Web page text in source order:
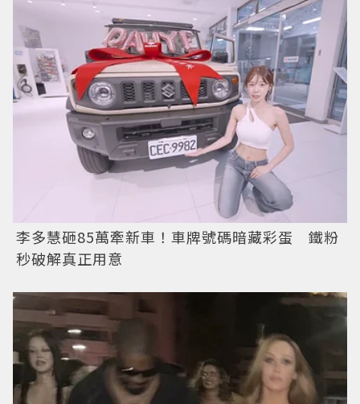
李多慧砸85萬牽新車！車牌號碼暗藏彩蛋 鐵粉
秒破解真正用意